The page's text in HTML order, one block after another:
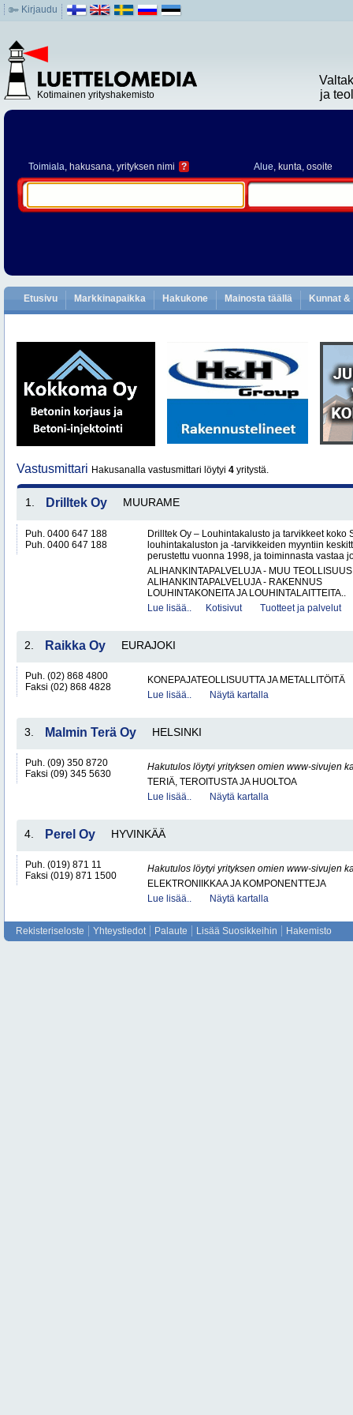
Kirjaudu
Kotimainen yrityshakemisto
ja
Toimiala, hakusana, yrityksen nimi ? Alue, kunta, osoite
Etusivu Markkinapaikka Hakukone Mainosta täällä Kunnat
Vastusmittari Hakusanalla vastusmittari löytyi 4 yritystä.
1. Drilltek Oy MUURAME
Puh. 0400 647 188
Puh. 0400 647 188
Drilltek Oy – Louhintakalusto ja tarvikkeet koko
louhintakaluston ja -tarvikkeiden myyntiin
perustettu vuonna 1998, ja toiminnasta vastaa
ALIHANKINTAPALVELUJA - MUU TEOLLISUUS
ALIHANKINTAPALVELUJA - RAKENNUS
LOUHINTAKONEITA JA LOUHINTALAITTEITA..
Lue lisää..
Kotisivut Tuotteet ja palvelut
2. Raikka Oy EURAJOKI
Puh. (02) 868 4800
Faksi (02) 868 4828
KONEPAJATEOLLISUUTTA JA METALLITÖITÄ
Lue lisää..
Näytä kartalla
3. Malmin Terä Oy HELSINKI
Puh. (09) 350 8720
Faksi (09) 345 5630
Hakutulos löytyi yrityksen omien www-sivujen
TERIÄ, TEROITUSTA JA HUOLTOA
Lue lisää..
Näytä kartalla
4. Perel Oy HYVINKÄÄ
Puh. (019) 871 11
Faksi (019) 871 1500
Hakutulos löytyi yrityksen omien www-sivujen
ELEKTRONIIKKAA JA KOMPONENTTEJA
Lue lisää..
Näytä kartalla
Rekisteriseloste Yhteystiedot Palaute Lisää Suosikkeihin Hakemisto